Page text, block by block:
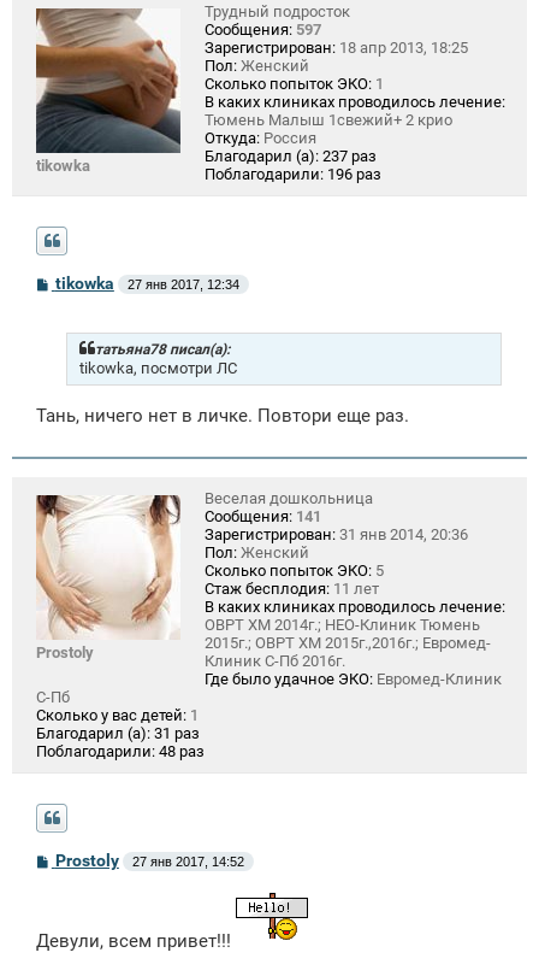
tikowka
Трудный подросток
Сообщения: 597
Зарегистрирован: 18 апр 2013, 18:25
Пол: Женский
Сколько попыток ЭКО: 1
В каких клиниках проводилось лечение:
Тюмень Малыш 1свежий+ 2 крио
Откуда: Россия
Благодарил (а): 237 раз
Поблагодарили: 196 раз
С
о
е
tikowka 27 янв 2017, 12:34
татьяна78 писал(а):
tikowka, посмотри ЛС
Тань, ничего нет в личке. Повтори еще раз.
Prostoly
Веселая дошкольница
Сообщения: 141
Зарегистрирован: 31 янв 2014, 20:36
Пол: Женский
Сколько попыток ЭКО: 5
Стаж бесплодия: 11 лет
В каких клиниках проводилось лечение:
ОВРТ ХМ 2014г.; НЕО-Клиник Тюмень
2015г.; ОВРТ ХМ 2015г.,2016г.; Евромед-
Клиник С-Пб 2016г.
Где было удачное ЭКО: Евромед-Клиник
С-Пб
Сколько у вас детей: 1
Благодарил (а): 31 раз
Поблагодарили: 48 раз
С
е
Prostoly 27 янв 2017, 14:52
Девули, всем привет!!!